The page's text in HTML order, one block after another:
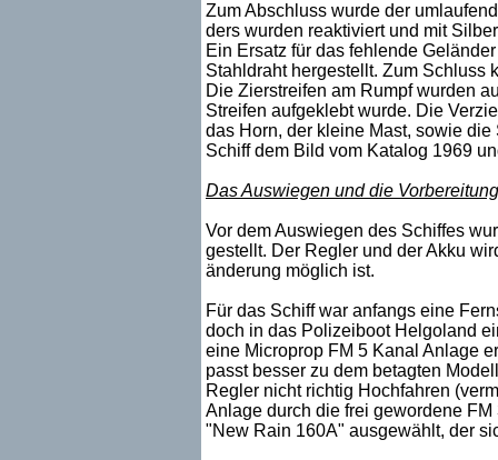
Zum Abschluss wurde der
ders wurden reaktiviert und mit
Ein Ersatz für das fehlende
Stahldraht hergestellt. Zum Schluss
Die Zierstreifen am Rumpf wurden
Streifen aufgeklebt wurde. Die
das Horn, der kleine Mast, sowie
Schiff dem Bild vom Katalog 1969
Das Auswiegen und die
Vor dem Auswiegen des Schiffes
gestellt. Der Regler und der Akku
änderung möglich ist.
Für das Schiff war anfangs eine
doch in das Polizeiboot Helgoland
eine Microprop FM 5 Kanal Anlage
passt besser zu dem betagten
Regler nicht richtig Hochfahren
Anlage durch die frei gewordene
"New Rain 160A" ausgewählt, der